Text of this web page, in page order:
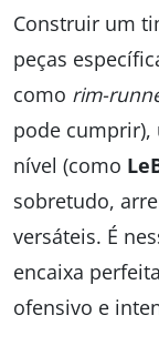
Construir um
peças
como rim-
pode cumprir),
nível (como
sobretudo,
versáteis. É
encaixa
ofensivo e